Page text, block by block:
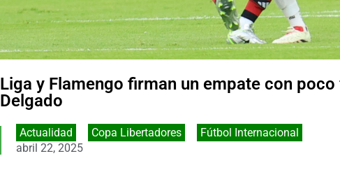
Liga y Flamengo firman un empate con
Delgado
Actualidad Copa Libertadores
Fútbol Internacional
abril 22, 2025